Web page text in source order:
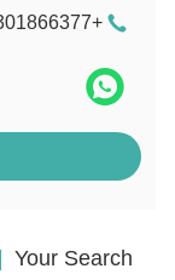
+8613301866377
Your Search
]